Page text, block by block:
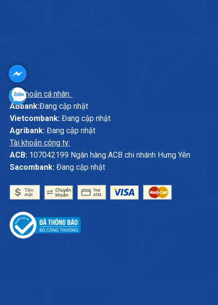
Tài khoản cá nhân:
ABbank:Đang cập nhật
Vietcombank:Đang cập nhật
Agribank:Đang cập nhật
Tài khoản công ty:
ACB:107042199 Ngân hàng ACB chi nhánh Hưng Yên
Sacombank:Đang cập nhật